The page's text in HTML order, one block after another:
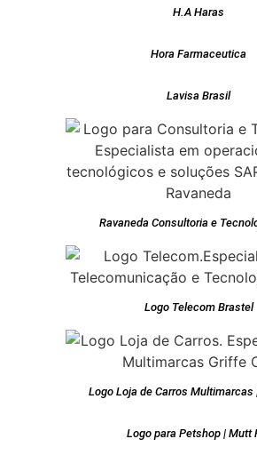
H.A Haras
Hora Farmaceutica
Lavisa Brasil
Ravaneda Consultoria e
Logo Telecom Brastel
Logo Loja de Carros Multimarcas
Logo para Petshop | Mutt